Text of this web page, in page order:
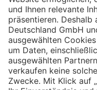
verwalten.